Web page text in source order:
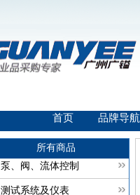
首页 品牌导航
所有商品
泵、阀、流体控制
测试系统及仪表